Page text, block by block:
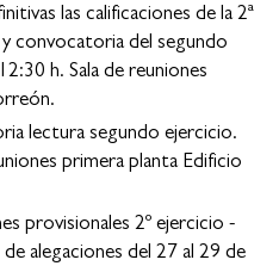
las calificaciones de la 2ª
convocatoria del segundo
h. Sala de reuniones
lectura segundo ejercicio.
primera planta Edificio
provisionales 2º ejercicio -
alegaciones del 27 al 29 de